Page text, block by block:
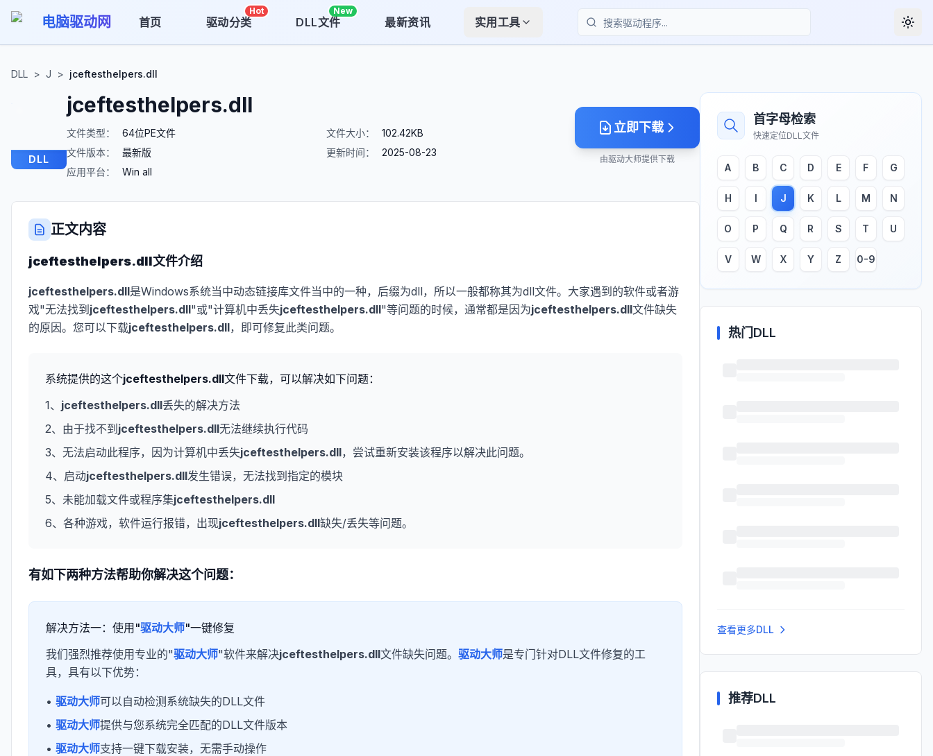
电脑驱动网 首页 驱动分类
Hot
DLL文件
New
最新资讯
实用工具
搜索
DLL > J > jceftesthelpers.dll
DLL
jceftesthelpers.dll
文件类型：
64位PE文件
文件版本：
最新版
应用平台：
Win all
文件大小：
102.42KB
更新时间：
2025-08-23
立即下载
由驱动大师提供下载
正文内容
jceftesthelpers.dll文件介绍
jceftesthelpers.dll是Windows系统当中动态链接库文件当中的一种，后缀为dll，所以一般都称其为dll文件。大家遇到的软件或者游
戏"无法找到 jceftesthelpers.dll"或"计算机中丢失jceftesthelpers.dll"等问题的时候，通常都是因为jceftesthelpers.dll文件缺失
的原因。您可以下载jceftesthelpers.dll，即可修复此类问题。
系统提供的这个jceftesthelpers.dll文件下载，可以解决如下问题：
1、 jceftesthelpers.dll丢失的解决方法
2、由于找不到 jceftesthelpers.dll无法继续执行代码
3、无法启动此程序，因为计算机中丢失jceftesthelpers.dll，尝试重新安装该程序以解决此问题。
4、启动jceftesthelpers.dll发生错误，无法找到指定的模块
5、未能加载文件或程序集jceftesthelpers.dll
6、各种游戏，软件运行报错，出现jceftesthelpers.dll缺失/丢失等问题。
有如下两种方法帮助你解决这个问题：
解决方法一：使用"驱动大师"一键修复
我们强烈推荐使用专业的"驱动大师"软件来解决jceftesthelpers.dll文件缺失问题。 驱动大师是专门针对DLL文件修复的工
具，具有以下优势：
• 驱动大师可以自动检测系统缺失的DLL文件
• 驱动大师提供与您系统完全匹配的DLL文件版本
• 驱动大师支持一键下载安装，无需手动操作
首字母检索
快速定位DLL文件
A B C D E F G
H I J K L M N
O P Q R S T U
V W X Y Z 0-9
热门DLL
查看更多DLL
推荐DLL